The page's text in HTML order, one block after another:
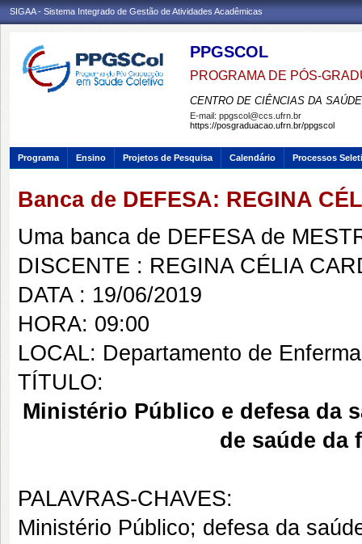
SIGAA - Sistema Integrado de Gestão de Atividades Acadêmicas
PPGSCOL
PROGRAMA DE PÓS-
CENTRO DE CIÊNCIAS DA SAÚDE
E-mail: ppgscol@ccs.ufrn.br
https://posgraduacao.ufrn.br/ppgscol
Programa Ensino Projetos de Pesquisa Calendário Processos
Banca de DEFESA: REGINA
Uma banca de DEFESA de
DISCENTE : REGINA CÉLIA
DATA : 19/06/2019
HORA: 09:00
LOCAL: Departamento de
TÍTULO:
Ministério Público e defesa da
de saúde da
PALAVRAS-CHAVES:
Ministério Público; defesa da